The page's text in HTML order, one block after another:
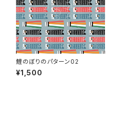
鯉のぼりのパターン02
¥1,500